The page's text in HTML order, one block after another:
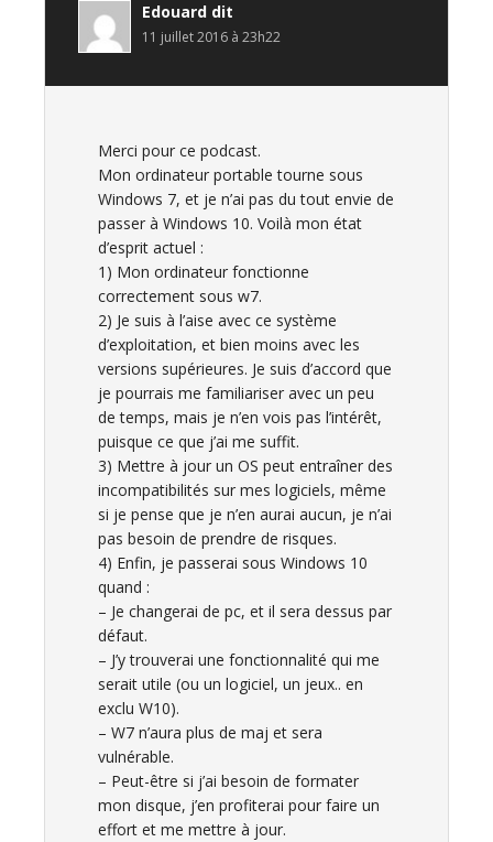
Edouard dit
11 juillet 2016 à 23h22
Merci pour ce podcast.
Mon ordinateur portable tourne sous
Windows 7, et je n’ai pas du tout envie de
passer à Windows 10. Voilà mon état
d’esprit actuel :
1) Mon ordinateur fonctionne
correctement sous w7.
2) Je suis à l’aise avec ce système
d’exploitation, et bien moins avec les
versions supérieures. Je suis d’accord que
je pourrais me familiariser avec un peu
de temps, mais je n’en vois pas l’intérêt,
puisque ce que j’ai me suffit.
3) Mettre à jour un OS peut entraîner des
incompatibilités sur mes logiciels, même
si je pense que je n’en aurai aucun, je n’ai
pas besoin de prendre de risques.
4) Enfin, je passerai sous Windows 10
quand :
– Je changerai de pc, et il sera dessus par
défaut.
– J’y trouverai une fonctionnalité qui me
serait utile (ou un logiciel, un jeux.. en
exclu W10).
– W7 n’aura plus de maj et sera
vulnérable.
– Peut-être si j’ai besoin de formater
mon disque, j’en profiterai pour faire un
effort et me mettre à jour.